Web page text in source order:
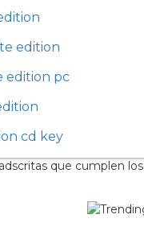
edition
edition pc
cd key
que cumplen los